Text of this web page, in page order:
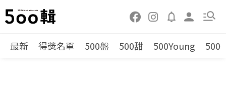
最新 得獎名單 500盤 500甜 500Young 500